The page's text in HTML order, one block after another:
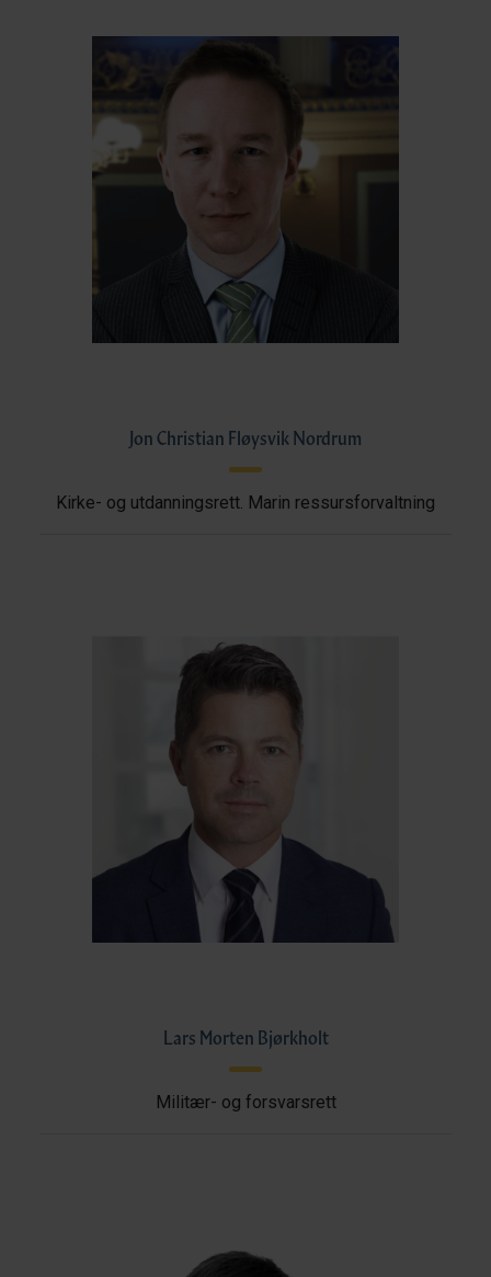
Jon Christian Fløysvik Nordrum
Kirke- og utdanningsrett. Marin ressursforvaltning
Lars Morten Bjørkholt
Militær- og forsvarsrett